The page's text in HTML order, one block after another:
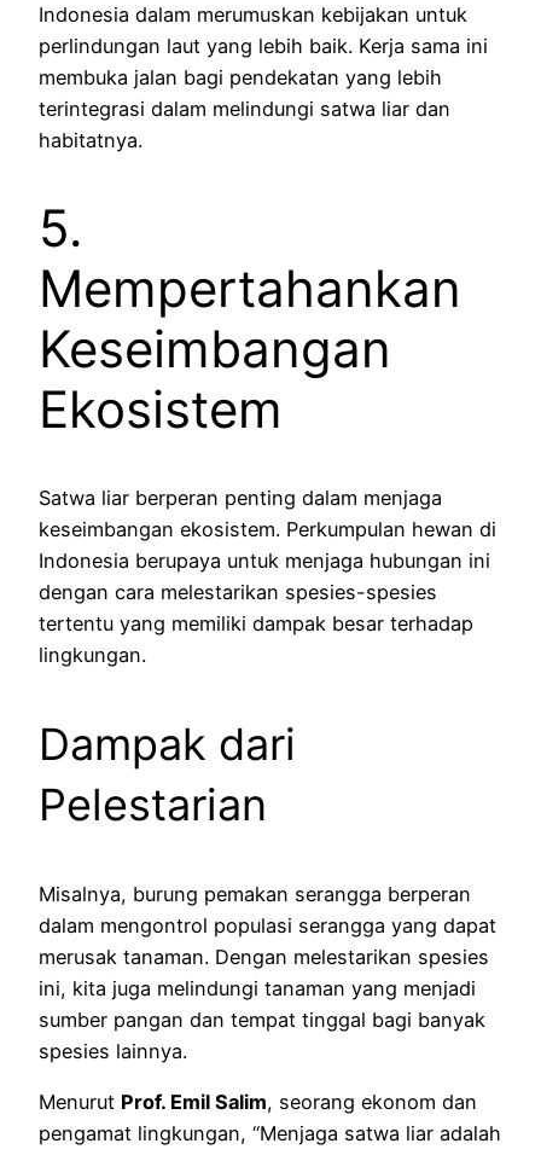
Indonesia dalam merumuskan kebijakan untuk
perlindungan laut yang lebih baik. Kerja sama ini
membuka jalan bagi pendekatan yang lebih
terintegrasi dalam melindungi satwa liar dan
habitatnya.
5.
Mempertahankan
Keseimbangan
Ekosistem
Satwa liar berperan penting dalam menjaga
keseimbangan ekosistem. Perkumpulan hewan di
Indonesia berupaya untuk menjaga hubungan ini
dengan cara melestarikan spesies-spesies
tertentu yang memiliki dampak besar terhadap
lingkungan.
Dampak dari
Pelestarian
Misalnya, burung pemakan serangga berperan
dalam mengontrol populasi serangga yang dapat
merusak tanaman. Dengan melestarikan spesies
ini, kita juga melindungi tanaman yang menjadi
sumber pangan dan tempat tinggal bagi banyak
spesies lainnya.
Menurut Prof. Emil Salim, seorang ekonom dan
pengamat lingkungan, “Menjaga satwa liar adalah